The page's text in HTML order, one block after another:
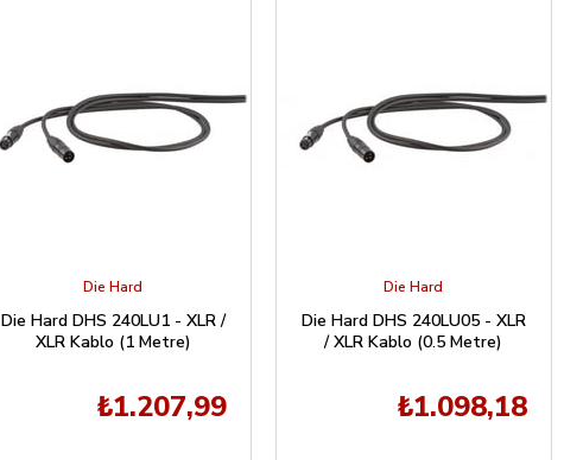
Die Hard
Die Hard DHS 240LU1 - XLR /
XLR Kablo (1 Metre)
₺1.207,99
Die Hard
Die Hard DHS 240LU05 - XLR
/ XLR Kablo (0.5 Metre)
₺1.098,18